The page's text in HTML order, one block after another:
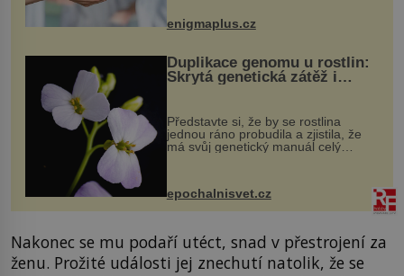
enigmaplus.cz
Duplikace genomu u rostlin:
Skrytá genetická zátěž i
Představte si, že by se rostlina
jednou ráno probudila a zjistila, že
má svůj genetický manuál celý
vstupenka...
epochalnisvet.cz
Nakonec se mu podaří utéct, snad v přestrojení za
ženu. Prožité události jej znechutí natolik, že se